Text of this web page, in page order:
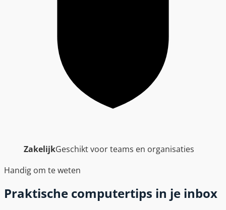
ZakelijkGeschikt voor teams en organisaties
Handig om te weten
Praktische computertips in je inbox